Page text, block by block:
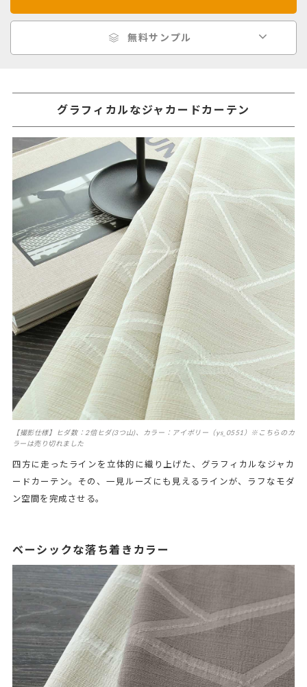
無料サンプル
グラフィカルなジャカードカーテン
【撮影仕様】ヒダ数：2倍ヒダ(3つ山)、カラー：アイボリー（ys_0551）※こちらのカ
ラーは売り切れました
四方に走ったラインを立体的に織り上げた、グラフィカルなジャカ
ードカーテン。その、一見ルーズにも見えるラインが、ラフなモダ
ン空間を完成させる。
ベーシックな落ち着きカラー